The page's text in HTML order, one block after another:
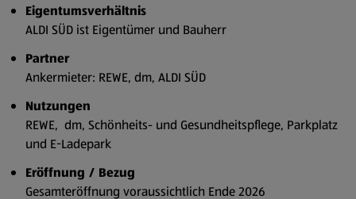
Eigentumsverhältnis
ALDI SÜD ist Eigentümer und Bauherr
Partner
Ankermieter: REWE, dm, ALDI SÜD
Nutzungen
REWE, dm, Schönheits- und Gesundheitspflege, Parkplatz
und E-Ladepark
Eröffnung / Bezug
Gesamteröffnung voraussichtlich Ende 2026